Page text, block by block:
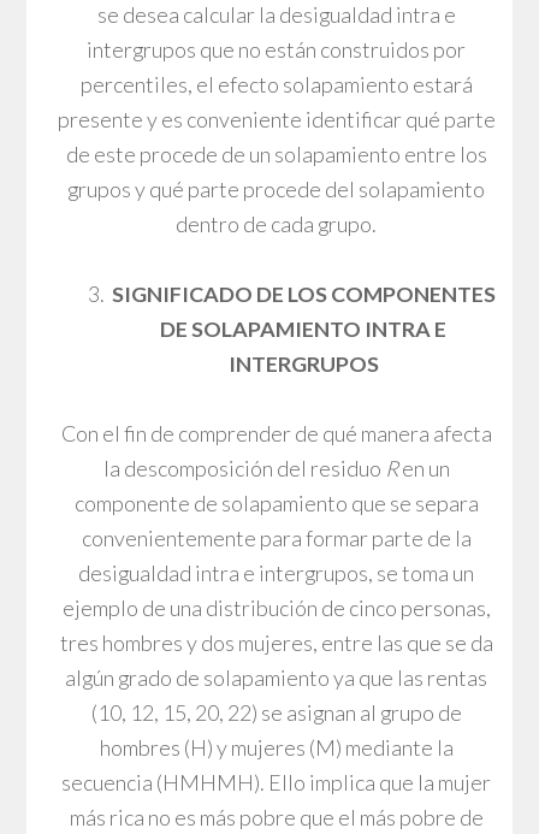
se desea calcular la desigualdad intra e
intergrupos que no están construidos por
percentiles, el efecto solapamiento estará
presente y es conveniente identificar qué parte
de este procede de un solapamiento entre los
grupos y qué parte procede del solapamiento
dentro de cada grupo.
SIGNIFICADO DE LOS COMPONENTES
DE SOLAPAMIENTO INTRA E
INTERGRUPOS
Con el fin de comprender de qué manera afecta
la descomposición del residuo Ren un
componente de solapamiento que se separa
convenientemente para formar parte de la
desigualdad intra e intergrupos, se toma un
ejemplo de una distribución de cinco personas,
tres hombres y dos mujeres, entre las que se da
algún grado de solapamiento ya que las rentas
(10, 12, 15, 20, 22) se asignan al grupo de
hombres (H) y mujeres (M) mediante la
secuencia (HMHMH). Ello implica que la mujer
más rica no es más pobre que el más pobre de